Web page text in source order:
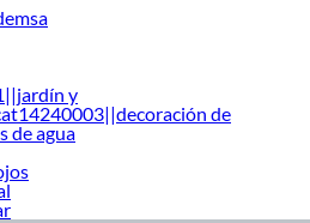
y
de
de agua